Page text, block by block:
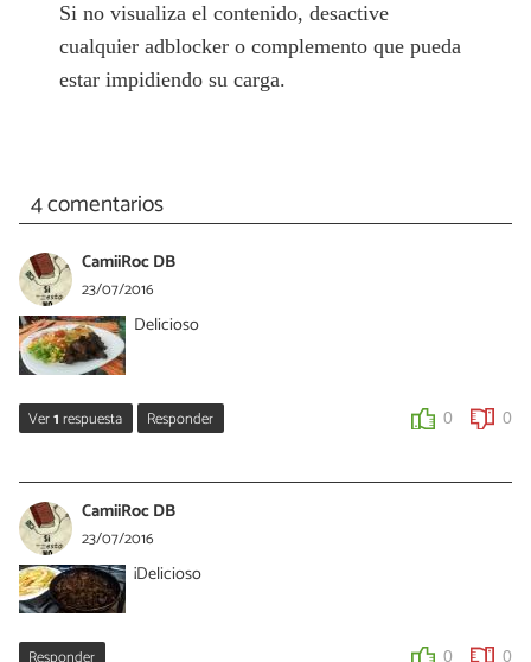
Si no visualiza el contenido, desactive
cualquier adblocker o complemento que pueda
estar impidiendo su carga.
4 comentarios
CamiiRoc DB
23/07/2016
Delicioso
Ver1respuesta Responder 0 0
25/07/2016
Que buena foto, gracias por compartir el resultado de tu plato :D
CamiiRoc DB
23/07/2016
¡Delicioso
0 0